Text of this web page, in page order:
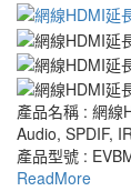
產品名稱 : 網線
Audio, SPDIF,
產品型號 :
ReadMore